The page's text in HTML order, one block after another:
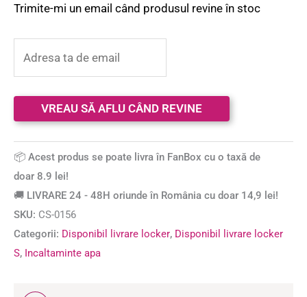
Trimite-mi un email când produsul revine în stoc
📦 Acest produs se poate livra în FanBox cu o taxă de
doar 8.9 lei!
🚚 LIVRARE 24 - 48H oriunde în România cu doar 14,9 lei!
SKU: CS-0156
Categorii: Disponibil livrare locker, Disponibil livrare locker
S, Incaltaminte apa